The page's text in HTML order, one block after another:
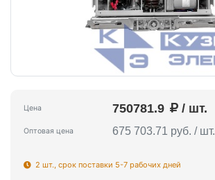
Цена 750781.9 / шт.
Оптовая цена 675 703.71 руб. / шт.
2 шт., срок поставки 5-7 рабочих дней